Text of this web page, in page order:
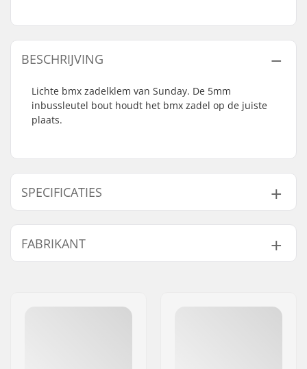
BESCHRIJVING
Lichte bmx zadelklem van Sunday. De 5mm
inbussleutel bout houdt het bmx zadel op de juiste
plaats.
SPECIFICATIES
BMX Zadelpen
Diameter:
25.4mm
FABRIKANT